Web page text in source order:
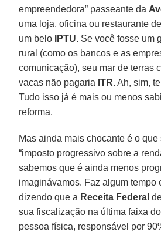
empreendedora” passeante da
uma loja, oficina ou restaurante
um belo
IPTU. Se você fosse um
rural (como os bancos e as
comunicação), seu mar de terras
vacas não pagaria ITR. Ah, sim,
Tudo isso já é mais ou menos
reforma.
Mas ainda mais chocante é o que
“imposto progressivo sobre a
sabemos que é ainda menos
imaginávamos. Faz algum tempo
dizendo que a Receita Federal
sua fiscalização na última faixa
pessoa física, responsável por